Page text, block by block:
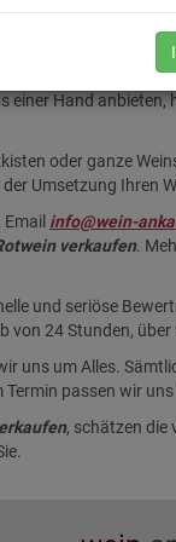
unsere
einer Hand
oder ganze
Umsetzung Ihren
info@wein-
verkaufen.
und seriöse
24 Stunden,
uns um Alles.
passen wir
, schätzen die